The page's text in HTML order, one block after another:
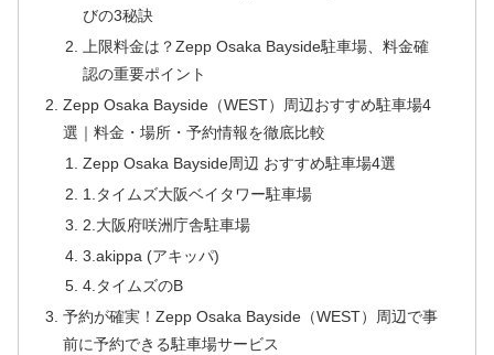
びの3秘訣
上限料金は？Zepp Osaka Bayside駐車場、料金確
認の重要ポイント
Zepp Osaka Bayside（WEST）周辺おすすめ駐車場4
選｜料金・場所・予約情報を徹底比較
Zepp Osaka Bayside周辺 おすすめ駐車場4選
1.タイムズ大阪ベイタワー駐車場
2.大阪府咲洲庁舎駐車場
3.akippa (アキッパ)
4.タイムズのB
予約が確実！Zepp Osaka Bayside（WEST）周辺で事
前に予約できる駐車場サービス